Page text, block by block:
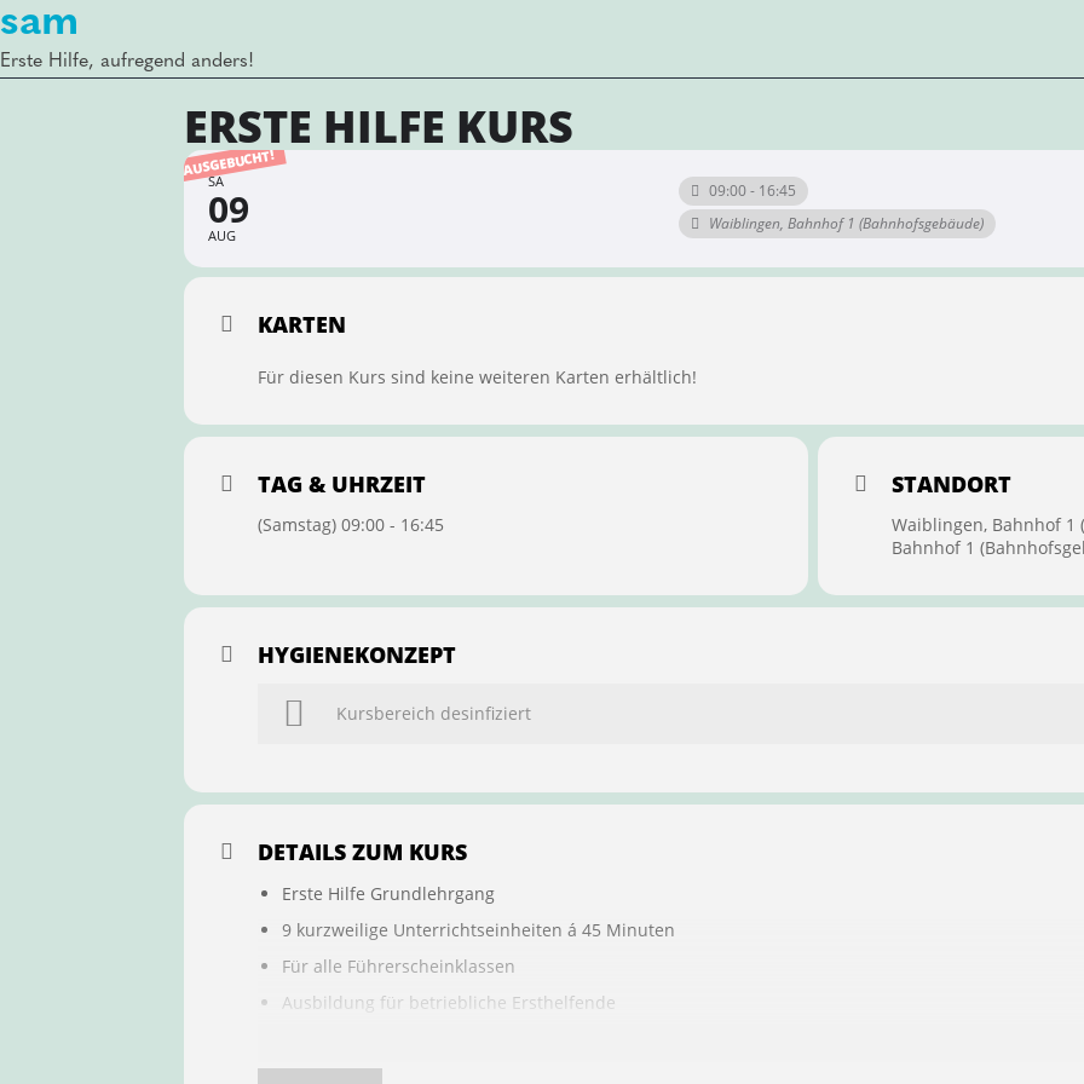
sam
Erste Hilfe, aufregend anders!
ERSTE HILFE KURS
AUSGEBUCHT!
SA
09
AUG
09:00 - 16:45
Waiblingen, Bahnhof 1 (Bahnhofsgebäude)
KARTEN
Für diesen Kurs sind keine weiteren Karten erhältlich!
TAG & UHRZEIT
(Samstag) 09:00 - 16:45
STANDORT
Waiblingen, Bahnhof 1
Bahnhof 1
HYGIENEKONZEPT
Kursbereich desinfiziert
DETAILS ZUM KURS
Erste Hilfe Grundlehrgang
9 kurzweilige Unterrichtseinheiten á 45 Minuten
Für alle Führerscheinklassen
Ausbildung für betriebliche Ersthelfende